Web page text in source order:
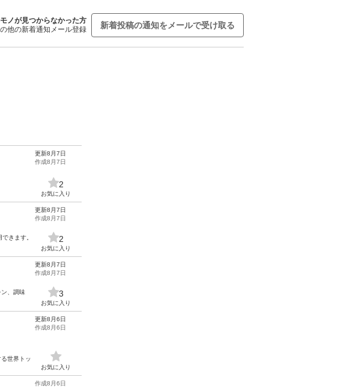
ノが見つからなかった方
他の新着通知メール登録
新着投稿の通知をメールで受け取る
更新8月7日
作成8月7日
2
お気に入り
きます。
更新8月7日
作成8月7日
2
お気に入り
、調味
更新8月7日
作成8月7日
3
お気に入り
世界トッ
更新8月6日
作成8月6日
お気に入り
作成8月6日